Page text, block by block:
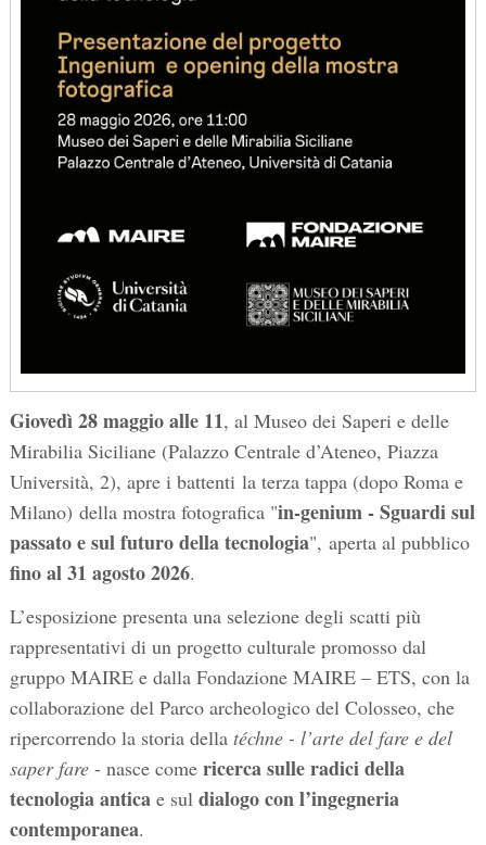
Giovedì 28 maggio alle 11, al Museo dei Saperi e delle
Mirabilia Siciliane (Palazzo Centrale d’Ateneo, Piazza
Università, 2), apre i battenti la terza tappa (dopo Roma e
Milano) della mostra fotografica "in-genium - Sguardi sul
passato e sul futuro della tecnologia", aperta al pubblico
fino al31 agosto 2026.
L’esposizione presenta una selezione degli scatti più
rappresentativi di un progetto culturale promosso dal
gruppo MAIRE e dalla Fondazione MAIRE – ETS, con la
collaborazione del Parco archeologico del Colosseo, che
ripercorrendo la storia della téchne - l’arte del fare e del
saper fare- nasce come ricerca sulle radici della
tecnologia anticae sul dialogo con l’ingegneria
contemporanea.